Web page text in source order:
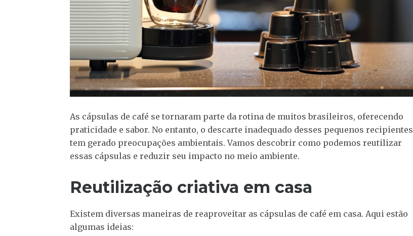
As cápsulas de café se tornaram parte da rotina de muitos brasileiros, oferecendo
praticidade e sabor. No entanto, o descarte inadequado desses pequenos recipientes
tem gerado preocupações ambientais. Vamos descobrir como podemos reutilizar
essas cápsulas e reduzir seu impacto no meio ambiente.
Reutilização criativa em casa
Existem diversas maneiras de reaproveitar as cápsulas de café em casa. Aqui estão
algumas ideias: